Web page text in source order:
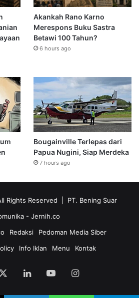
Akankah Rano Karno
Merespons Buku Sastra
Betawi 100 Tahun?
6 hours ago
Bougainville Terlepas dari
Papua Nugini, Siap Merdeka
7 hours ago
Rights Reserved | PT. Bening Suar
- Jernih.co
Redaksi
Pedoman Media Siber
Info Iklan Menu Kontak
LinkedInYouTubeInstagram